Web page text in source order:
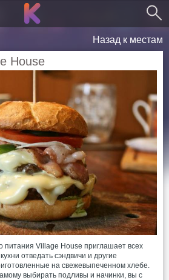
Назад к местам
House
питания Village House приглашает всех
отведать сэндвичи и другие
на свежевыпеченном хлебе.
выбирать подливы и начинки, вы с